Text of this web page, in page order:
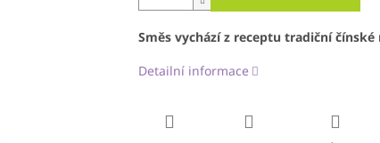
Směs vychází z receptu tradiční
Detailní informace